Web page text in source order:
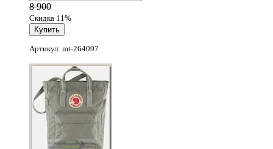
8 900
Скидка 11%
Артикул: mt-264097